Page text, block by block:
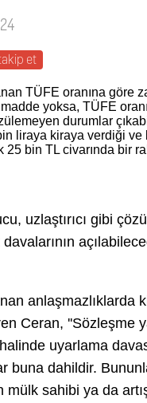
et
TÜFE oranına göre
yoksa, TÜFE
durumlar
liraya kiraya verdiği
25 bin TL civarında bir
uzlaştırıcı gibi
anlaşmazlıklarda
Ceran, ''Sözleşme
uyarlama
buna dahildir.
mülk sahibi ya da